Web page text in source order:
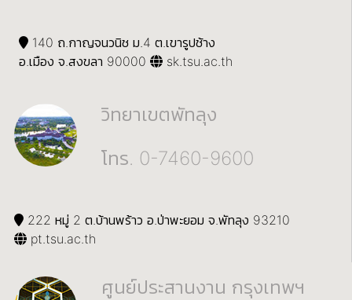
140 ถ.กาญจนวนิช ม.4 ต.เขารูปช้าง
อ.เมือง จ.สงขลา 90000
sk.tsu.ac.th
วิทยาเขตพัทลุง
โทร. 0-7460-9600
222 หมู่ 2 ต.บ้านพร้าว อ.ป่าพะยอม จ.พัทลุง 93210
pt.tsu.ac.th
ศูนย์ประสานงาน กรุงเทพฯ